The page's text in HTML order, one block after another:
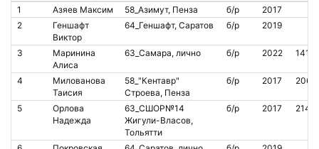
1
Азяев Максим 58_Азимут, Пенза б/р
2017
2
Геншафт
Виктор
64_Геншафт, Саратов б/р 2019
3
Маринина
Алиса
63_Самара, лично б/р 2022
4
Милованова
Таисия
58_"Кентавр"
Строева, Пенза
б/р 2017
5
Орлова
Надежда
63_СШОР№14
Жигули-Власов,
Тольятти
б/р 2017